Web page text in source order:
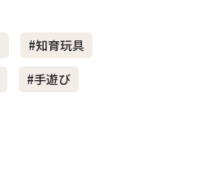
#知育玩具
#手遊び